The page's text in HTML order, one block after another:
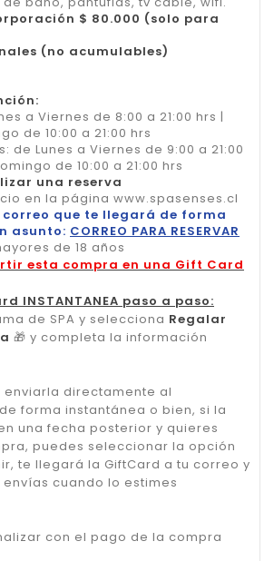
$ 80.000 (solo para
(no acumulables)
a Viernes de 8:00 a 21:00 hrs |
de 10:00 a 21:00 hrs
de Lunes a Viernes de 9:00 a 21:00
de 10:00 a 21:00 hrs
una reserva
en la página www.spasenses.cl
correo que te llegará de forma
asunto: CORREO PARA RESERVAR
de 18 años
esta compra en una Gift Card
INSTANTANEA paso a paso:
de SPA y selecciona Regalar
🎁 y completa la información
enviarla directamente al
forma instantánea o bien, si la
una fecha posterior y quieres
puedes seleccionar la opción
te llegará la GiftCard a tu correo y
cuando lo estimes
con el pago de la compra